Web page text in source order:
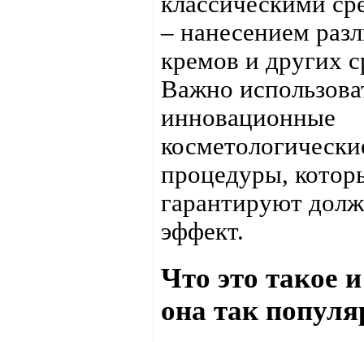
– нанесением
кремов и других
Важно
инновационные
процедуры,
гарантируют
эффект.
Что это такое
она так